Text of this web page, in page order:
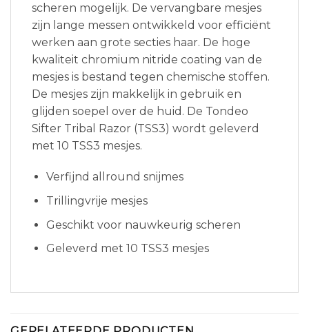
scheren mogelijk. De vervangbare mesjes
zijn lange messen ontwikkeld voor efficiënt
werken aan grote secties haar. De hoge
kwaliteit chromium nitride coating van de
mesjes is bestand tegen chemische stoffen.
De mesjes zijn makkelijk in gebruik en
glijden soepel over de huid. De Tondeo
Sifter Tribal Razor (TSS3) wordt geleverd
met 10 TSS3 mesjes.
Verfijnd allround snijmes
Trillingvrije mesjes
Geschikt voor nauwkeurig scheren
Geleverd met 10 TSS3 mesjes